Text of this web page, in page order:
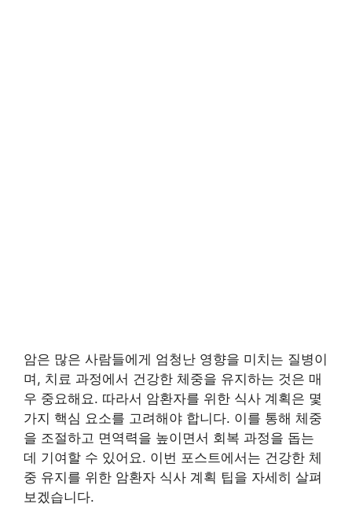
암은 많은 사람들에게 엄청난 영향을 미치는 질병이
며, 치료 과정에서 건강한 체중을 유지하는 것은 매
우 중요해요. 따라서 암환자를 위한 식사 계획은 몇
가지 핵심 요소를 고려해야 합니다. 이를 통해 체중
을 조절하고 면역력을 높이면서 회복 과정을 돕는
데 기여할 수 있어요. 이번 포스트에서는 건강한 체
중 유지를 위한 암환자 식사 계획 팁을 자세히 살펴
보겠습니다.